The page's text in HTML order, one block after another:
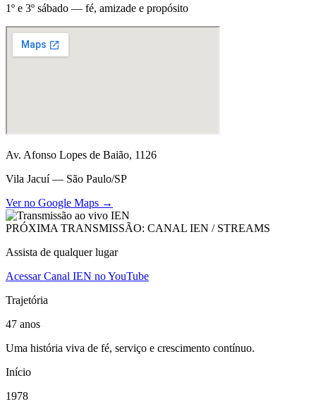
1º e 3º sábado — fé, amizade e propósito
Av. Afonso Lopes de Baião, 1126
Vila Jacuí — São Paulo/SP
Ver no Google Maps →
PRÓXIMA TRANSMISSÃO: CANAL IEN / STREAMS
Assista de qualquer lugar
Acessar Canal IEN no YouTube
Trajetória
47 anos
Uma história viva de fé, serviço e crescimento contínuo.
Início
1978